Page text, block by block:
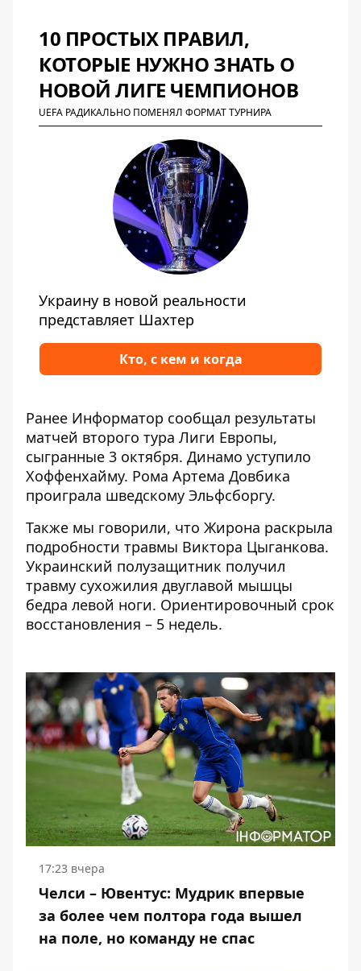
10 ПРОСТЫХ ПРАВИЛ,
КОТОРЫЕ НУЖНО ЗНАТЬ О
НОВОЙ ЛИГЕ ЧЕМПИОНОВ
UEFA РАДИКАЛЬНО ПОМЕНЯЛ ФОРМАТ ТУРНИРА
Украину в новой реальности
представляет Шахтер
Кто, с кем и когда
Ранее Информатор сообщал результаты
матчей второго тура Лиги Европы,
сыгранные 3 октября. Динамо уступило
Хоффенхайму. Рома Артема Довбика
проиграла шведскому Эльфсборгу.
Также мы говорили, что Жирона раскрыла
подробности травмы Виктора Цыганкова.
Украинский полузащитник получил
травму сухожилия двуглавой мышцы
бедра левой ноги. Ориентировочный срок
восстановления – 5 недель.
17:23 вчера
Челси – Ювентус: Мудрик впервые
за более чем полтора года вышел
на поле, но команду не спас